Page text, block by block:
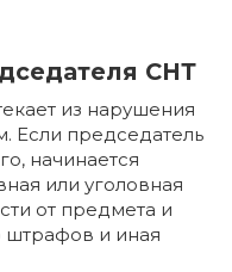
СНТ
из нарушения
Если председатель
начинается
или уголовная
от предмета и
штрафов и иная